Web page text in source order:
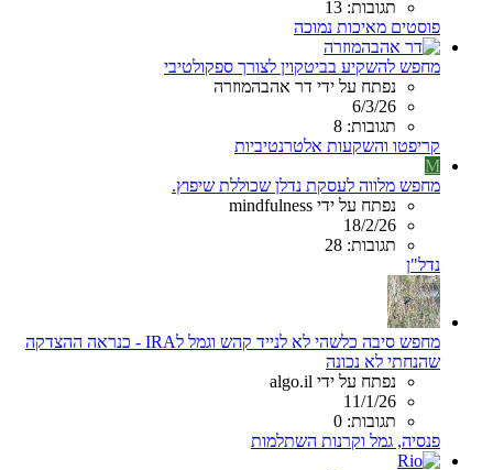
תגובות: 13
פוסטים מאיכות נמוכה
מחפש להשקיע בביטקוין לצורך ספקולטיבי
נפתח על ידי דר אהבהמוזרה
6/3/26
תגובות: 8
קריפטו והשקעות אלטרנטיביות
M
מחפש מלווה לעסקת נדלן שכוללת שיפוץ.
נפתח על ידי mindfulness
18/2/26
תגובות: 28
נדל"ן
מחפש סיבה כלשהי לא לנייד קהש וגמל לIRA - כנראה ההצדקה
שהנחתי לא נכונה
נפתח על ידי algo.il
11/1/26
תגובות: 0
פנסיה, גמל וקרנות השתלמות